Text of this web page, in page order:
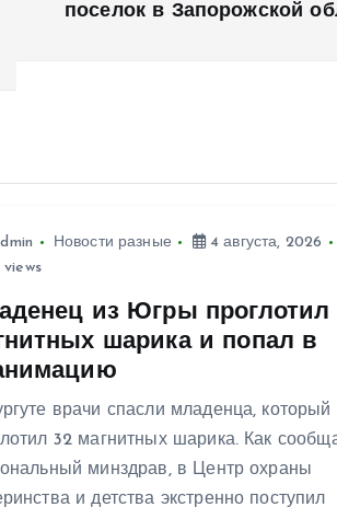
поселок в Запорожской
Новости разные
4 августа, 2026
views
из Югры проглотил
шарика и попал в
врачи спасли младенца, который
32 магнитных шарика. Как
минздрав, в Центр охраны
и детства экстренно поступил